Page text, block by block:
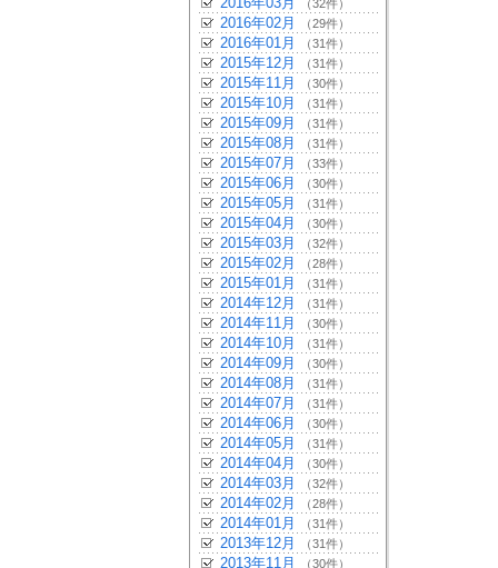
（32件）
2016年02月 （29件）
2016年01月 （31件）
2015年12月 （31件）
2015年11月 （30件）
2015年10月 （31件）
2015年09月 （31件）
2015年08月 （31件）
2015年07月 （33件）
2015年06月 （30件）
2015年05月 （31件）
2015年04月 （30件）
2015年03月 （32件）
2015年02月 （28件）
2015年01月 （31件）
2014年12月 （31件）
2014年11月 （30件）
2014年10月 （31件）
2014年09月 （30件）
2014年08月 （31件）
2014年07月 （31件）
2014年06月 （30件）
2014年05月 （31件）
2014年04月 （30件）
2014年03月 （32件）
2014年02月 （28件）
2014年01月 （31件）
2013年12月 （31件）
2013年11月 （30件）